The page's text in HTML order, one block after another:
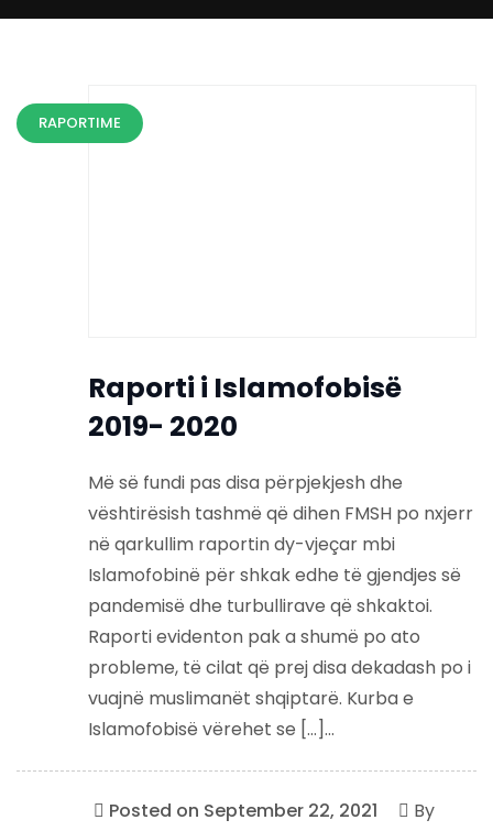
RAPORTIME
Raporti i Islamofobisë
2019- 2020
Më së fundi pas disa përpjekjesh dhe
vështirësish tashmë që dihen FMSH po nxjerr
në qarkullim raportin dy-vjeçar mbi
Islamofobinë për shkak edhe të gjendjes së
pandemisë dhe turbullirave që shkaktoi.
Raporti evidenton pak a shumë po ato
probleme, të cilat që prej disa dekadash po i
vuajnë muslimanët shqiptarë. Kurba e
Islamofobisë vërehet se […]...
Posted on September 22, 2021
By